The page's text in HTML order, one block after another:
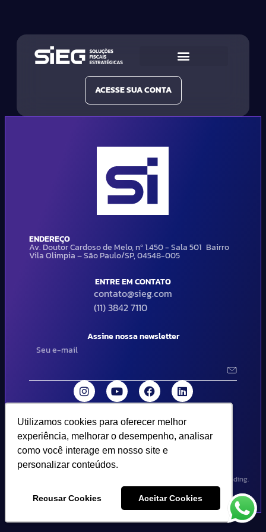
Utilizamos cookies para oferecer melhor
experiência, melhorar o desempenho, analisar
como você interage em nosso site e
personalizar conteúdos.
Recusar Cookies Aceitar Cookies
Utilizamos cookies para oferecer melhor
experiência, melhorar o desempenho, analisar
como você interage em nosso site e
personalizar conteúdos.
Recusar Cookies Aceitar Cookies
ACESSE SUA CONTA
ENDEREÇO
Av. Doutor Cardoso de Melo, nº 1.450 - Sala 501 Bairro
Vila Olimpia – São Paulo/SP, 04548-005
ENTRE EM CONTATO
contato@sieg.com
(11) 3842 7110
Assine nossa newsletter
© 2024 SIEG Soluções Fiscais Estratégicas. Todos os direitos
reservados | Termos de uso e política de privacidade..
Design por Empória Branding.